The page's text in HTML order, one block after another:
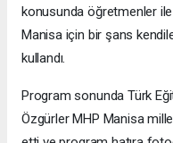
konusunda öğretmenler ile
Manisa için bir şans
kullandı.
Program sonunda Türk
Özgürler MHP Manisa